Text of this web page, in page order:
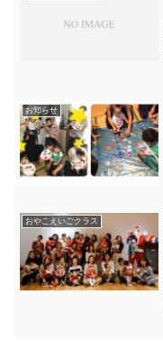
お知らせ
おやこえいごクラス